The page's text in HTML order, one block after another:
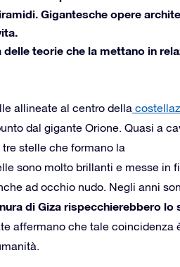
Gigantesche opere
teorie che la mettano in
allineate al centro della
dal gigante Orione. Quasi a
stelle che formano la
sono molto brillanti e messe in
ad occhio nudo. Negli anni
di Giza rispecchierebbero lo
affermano che tale coincidenza